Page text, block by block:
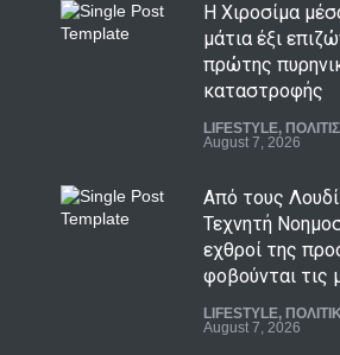
Η Χιροσίμα
μάτια έξι
πρώτης
καταστροφής
LIFESTYLE,
August 7, 2026
Από τους
Τεχνητή
εχθροί της
φοβούνται τις
LIFESTYLE,
August 7, 2026